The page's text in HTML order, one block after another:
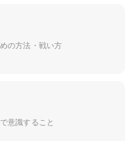
の方法・戦い方
意識すること